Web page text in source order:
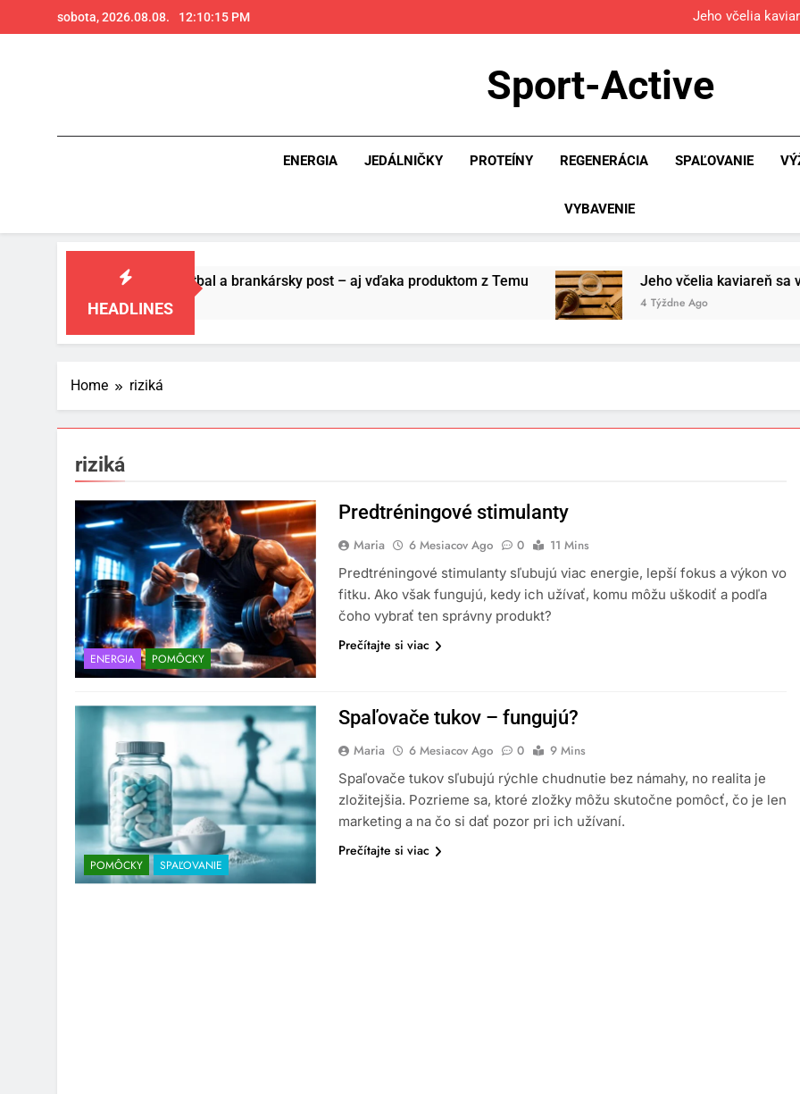
to
sobota, 2026.08.08. 12:10:16 PM
Jeho včelia
Povinná
Jeho včelia
Sport-Active
ENERGIA JEDÁLNIČKY PROTEÍNY REGENERÁCIA SPAĽOVANIE
VYBAVENIE
HEADLINES
pre futbal a brankársky post – aj vďaka produktom z Temu Jeho včelia kaviareň sa vďaka Temu
4 Týždne Ago
Home riziká
riziká
ENERGIA POMÔCKY
Predtréningové stimulanty
Maria 6 Mesiacov Ago 0
11 Mins
Predtréningové stimulanty sľubujú viac energie, lepší fokus a výkon vo
fitku. Ako však fungujú, kedy ich užívať, komu môžu uškodiť a podľa
čoho vybrať ten správny produkt?
Prečítajte si viac
POMÔCKY SPAĽOVANIE
Spaľovače tukov – fungujú?
Maria 6 Mesiacov Ago 0
9 Mins
Spaľovače tukov sľubujú rýchle chudnutie bez námahy, no realita je
zložitejšia. Pozrieme sa, ktoré zložky môžu skutočne pomôcť, čo je len
marketing a na čo si dať pozor pri ich užívaní.
Prečítajte si viac